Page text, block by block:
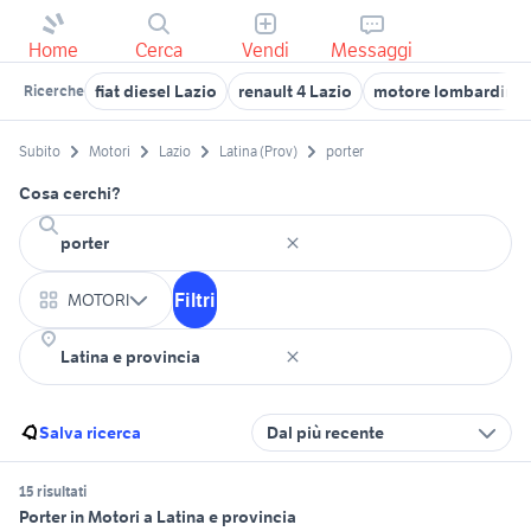
Home Cerca Vendi Messaggi
Ricerche fiat diesel Lazio renault 4 Lazio motore lombardini
Subito Motori Lazio Latina (Prov) porter
Cosa cerchi?
MOTORI Filtri
Salva ricerca Dal più recente
15 risultati
Porter in Motori a Latina e provincia